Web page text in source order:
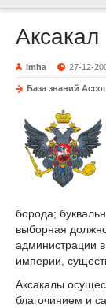
Аксакал
imha 27-12-
База знаний
борода;
выборная
администрации в
империи,
Аксакалы
благочинием и